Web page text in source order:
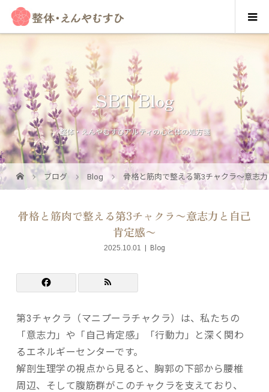
SBT Blog
整体・えんやむすひアルティの心と体の処方箋
ブログ Blog 骨格と筋肉で整える第3チャクラ〜意志
骨格と筋肉で整える第3チャクラ〜意志力と自己
肯定感〜
2025.10.01 Blog
第3チャクラ（マニプーラチャクラ）は、私たちの
「意志力」や「自己肯定感」「行動力」と深く関わ
るエネルギーセンターです。
解剖生理学の視点から見ると、胸郭の下部から腰椎
周辺、そして腹筋群がこのチャクラを支えており、